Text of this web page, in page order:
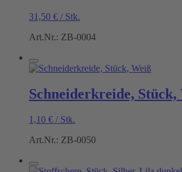
31,50 € / Stk.
Art.Nr.: ZB-0004
Schneiderkreide, Stück,
1,10 € / Stk.
Art.Nr.: ZB-0050